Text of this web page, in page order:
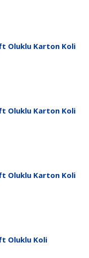
Oluklu Karton Koli
Oluklu Karton Koli
Oluklu Karton Koli
Oluklu Koli